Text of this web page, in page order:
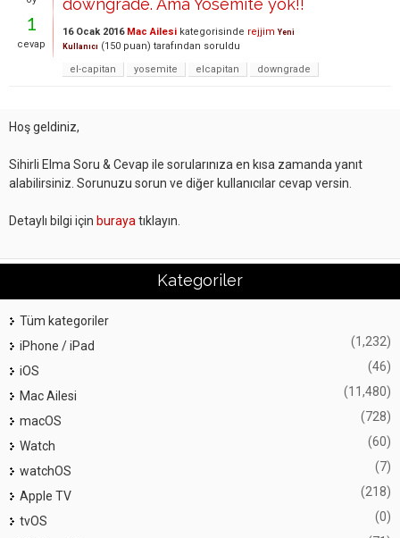
1
cevap
downgrade. Ama Yosemite yok!!
16 Ocak 2016 Mac Ailesi kategorisinde rejjim Yeni
Kullanıcı (150 puan) tarafından soruldu
el-capitan
yosemite elcapitan downgrade
Hoş geldiniz,
Sihirli Elma Soru & Cevap ile sorularınıza en kısa zamanda yanıt
alabilirsiniz. Sorunuzu sorun ve diğer kullanıcılar cevap versin.
Detaylı bilgi için buraya tıklayın.
Kategoriler
Tüm kategoriler
iPhone / iPad
(1,232)
iOS (46)
Mac Ailesi (11,480)
macOS (728)
Watch (60)
watchOS (7)
Apple TV (218)
tvOS (0)